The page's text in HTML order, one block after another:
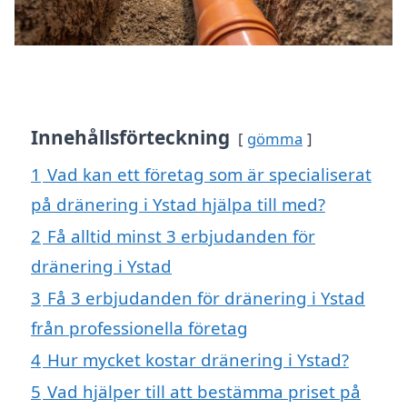
Innehållsförteckning gömma
1 Vad kan ett företag som är specialiserat
på dränering i Ystad hjälpa till med?
2 Få alltid minst 3 erbjudanden för
dränering i Ystad
3 Få 3 erbjudanden för dränering i Ystad
från professionella företag
4 Hur mycket kostar dränering i Ystad?
5 Vad hjälper till att bestämma priset på